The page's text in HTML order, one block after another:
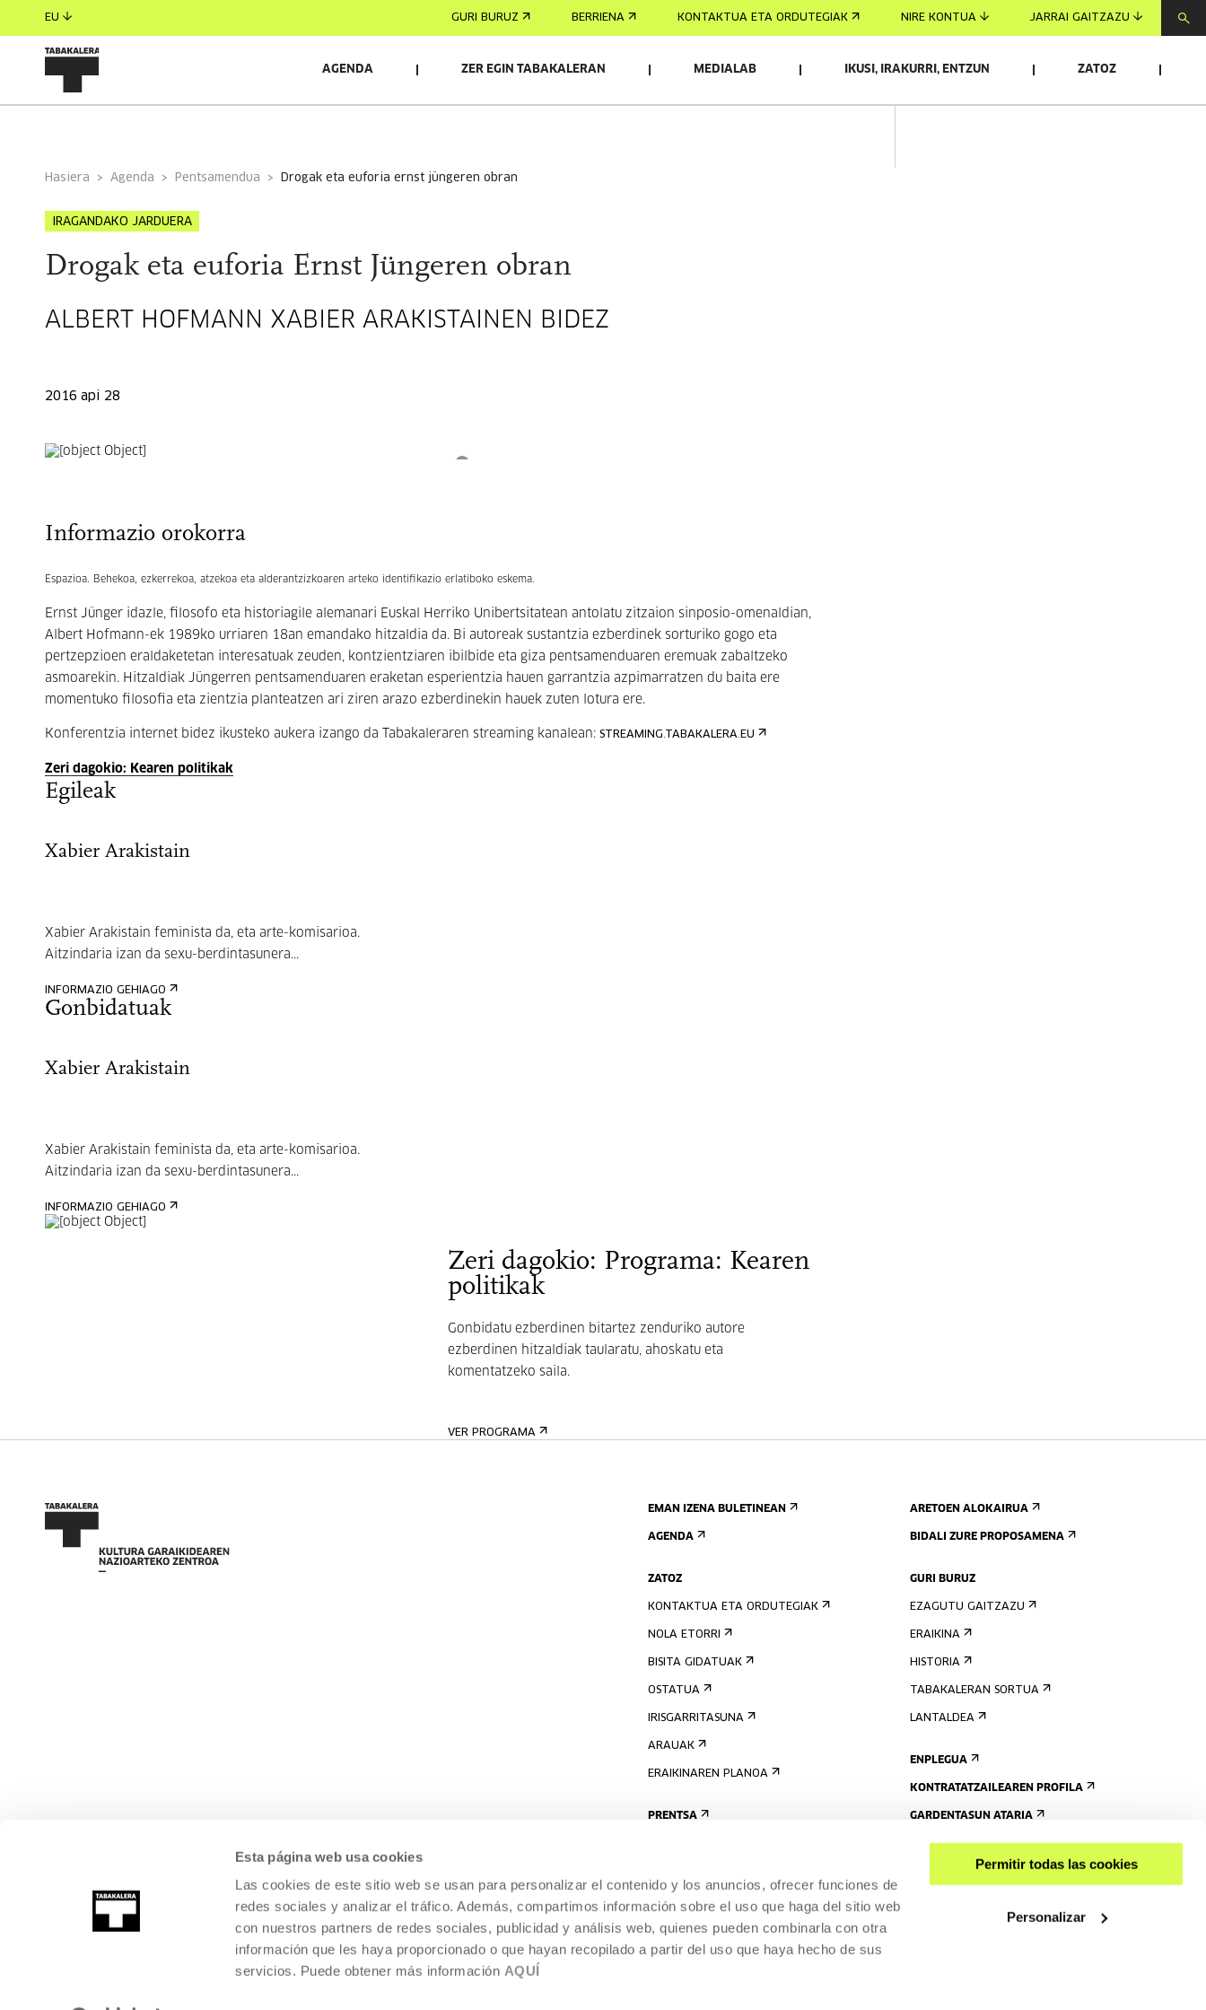
Esta página web usa cookies
Las cookies de este sitio web se usan para personalizar el contenido y los anuncios, ofrecer funciones de
redes sociales y analizar el tráfico. Además, compartimos información sobre el uso que haga del sitio web
con nuestros partners de redes sociales, publicidad y análisis web, quienes pueden combinarla con otra
información que les haya proporcionado o que hayan recopilado a partir del uso que haya hecho de sus
servicios. Puede obtener más información AQUÍ
Permitir todas las cookies
Personalizar
EU GURI BURUZ BERRIENA KONTAKTUA ETA ORDUTEGIAK NIRE KONTUA JARRAI GAITZAZU
AGENDA ZER EGIN TABAKALERAN MEDIALAB IKUSI, IRAKURRI, ENTZUN ZATOZ
Hasiera Agenda Pentsamendua drogak eta euforia ernst jüngeren obran
IRAGANDAKO JARDUERA
Drogak eta euforia Ernst Jüngeren obran
ALBERT HOFMANN XABIER ARAKISTAINEN BIDEZ
2016 api 28
Informazio orokorra
Espazioa. Behekoa, ezkerrekoa, atzekoa eta alderantzizkoaren arteko identifikazio erlatiboko eskema.
Ernst Jünger idazle, filosofo eta historiagile alemanari Euskal Herriko Unibertsitatean antolatu zitzaion sinposio-omenaldian,
Albert Hofmann-ek 1989ko urriaren 18an emandako hitzaldia da. Bi autoreak sustantzia ezberdinek sorturiko gogo eta
pertzepzioen eraldaketetan interesatuak zeuden, kontzientziaren ibilbide eta giza pentsamenduaren eremuak zabaltzeko
asmoarekin. Hitzaldiak Jüngerren pentsamenduaren eraketan esperientzia hauen garrantzia azpimarratzen du baita ere
momentuko filosofia eta zientzia planteatzen ari ziren arazo ezberdinekin hauek zuten lotura ere.
Konferentzia internet bidez ikusteko aukera izango da Tabakaleraren streaming kanalean: STREAMING.TABAKALERA.EU
Zeri dagokio: Kearen politikak
Egileak
Xabier Arakistain
Xabier Arakistain feminista da, eta arte-komisarioa.
Aitzindaria izan da sexu-berdintasunera...
INFORMAZIO GEHIAGO
Gonbidatuak
Xabier Arakistain
Xabier Arakistain feminista da, eta arte-komisarioa.
Aitzindaria izan da sexu-berdintasunera...
INFORMAZIO GEHIAGO
Zeri dagokio: Programa: Kearen
politikak
Gonbidatu ezberdinen bitartez zenduriko autore
ezberdinen hitzaldiak taularatu, ahoskatu eta
komentatzeko saila.
VER PROGRAMA
EMAN IZENA BULETINEAN
AGENDA
ZATOZ
KONTAKTUA ETA ORDUTEGIAK
NOLA ETORRI
BISITA GIDATUAK
OSTATUA
IRISGARRITASUNA
ARAUAK
ERAIKINAREN PLANOA
PRENTSA
ARETOEN ALOKAIRUA
BIDALI ZURE PROPOSAMENA
GURI BURUZ
EZAGUTU GAITZAZU
ERAIKINA
HISTORIA
TABAKALERAN SORTUA
LANTALDEA
ENPLEGUA
KONTRATATZAILEAREN PROFILA
GARDENTASUN ATARIA